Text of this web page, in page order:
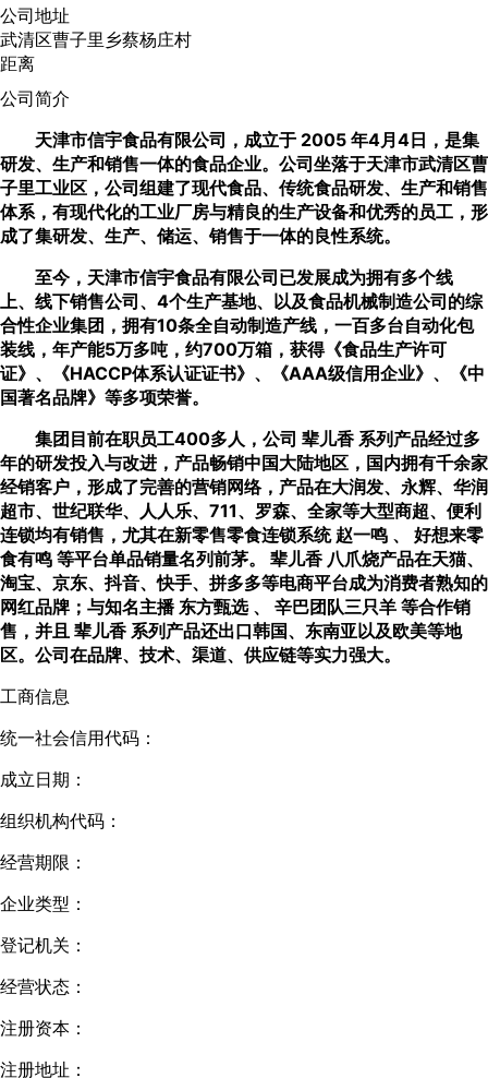
公司地址
武清区曹子里乡蔡杨庄村
距离
公司简介
天津市信宇食品有限公司，成立于 2005 年4月4日，是集
研发、生产和销售一体的食品企业。公司坐落于天津市武清区曹
子里工业区，公司组建了现代食品、传统食品研发、生产和销售
体系，有现代化的工业厂房与精良的生产设备和优秀的员工，形
成了集研发、生产、储运、销售于一体的良性系统。
至今，天津市信宇食品有限公司已发展成为拥有多个线
上、线下销售公司、4个生产基地、以及食品机械制造公司的综
合性企业集团，拥有10条全自动制造产线，一百多台自动化包
装线，年产能5万多吨，约700万箱，获得《食品生产许可
证》、《HACCP体系认证证书》、《AAA级信用企业》、《中
国著名品牌》等多项荣誉。
集团目前在职员工400多人，公司 辈儿香 系列产品经过多
年的研发投入与改进，产品畅销中国大陆地区，国内拥有千余家
经销客户，形成了完善的营销网络，产品在大润发、永辉、华润
超市、世纪联华、人人乐、711、罗森、全家等大型商超、便利
连锁均有销售，尤其在新零售零食连锁系统 赵一鸣 、 好想来零
食有鸣 等平台单品销量名列前茅。 辈儿香 八爪烧产品在天猫、
淘宝、京东、抖音、快手、拼多多等电商平台成为消费者熟知的
网红品牌；与知名主播 东方甄选 、 辛巴团队三只羊 等合作销
售，并且 辈儿香 系列产品还出口韩国、东南亚以及欧美等地
区。公司在品牌、技术、渠道、供应链等实力强大。
工商信息
统一社会信用代码：
成立日期：
组织机构代码：
经营期限：
企业类型：
登记机关：
经营状态：
注册资本：
注册地址：